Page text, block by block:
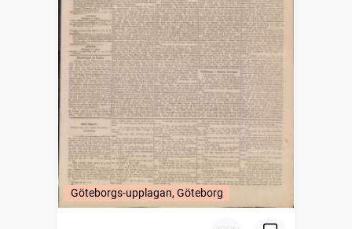
Göteborgs-upplagan, Göteborg